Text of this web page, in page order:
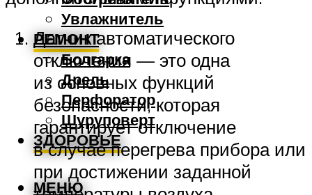
Увлажнитель
РЕМОНТ
Болгарка
Дрель
Перфоратор
Шуруповерт
ЗДОРОВЬЕ
МЕНЮ
Датчик автоматического
отключения — это одна
из основных функций
безопасности, которая
гарантирует отключение
в случае перегрева прибора или
при достижении заданной